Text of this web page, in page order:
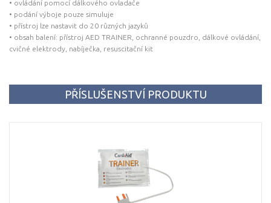
• ovládání pomocí dálkového ovladače
• podání výboje pouze simuluje
• přístroj lze nastavit do 20 různých jazyků
• obsah balení: přístroj AED TRAINER, ochranné pouzdro, dálkové ovládání,
cvičné elektrody, nabíječka, resuscitační kit
PŘÍSLUŠENSTVÍ PRODUKTU